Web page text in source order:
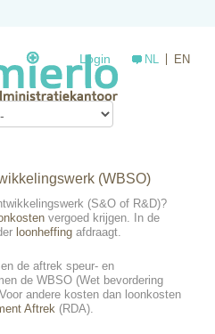
Login NL EN
(WBSO)
(S&O of R&D)?
vergoed krijgen. In de
loonheffing afdraagt.
de aftrek speur- en
de WBSO (Wet bevordering
andere kosten dan loonkosten
Aftrek (RDA).